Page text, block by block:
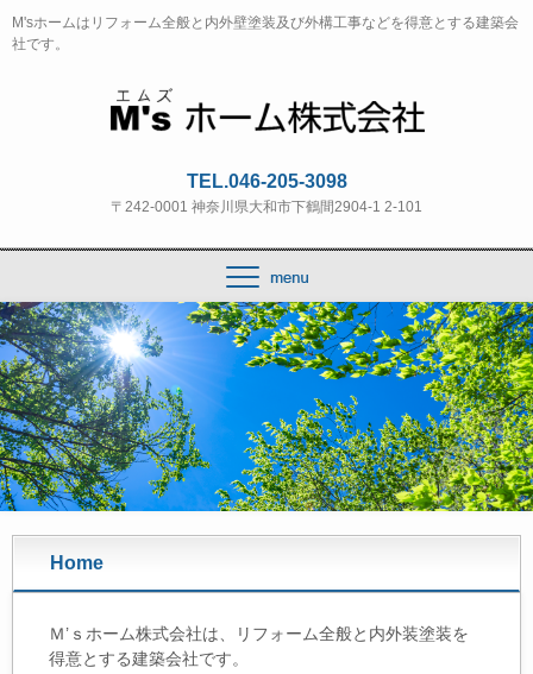
M'sホームはリフォーム全般と内外壁塗装及び外構工事などを得意とする建築会
社です。
TEL.046-205-3098
〒242-0001 神奈川県大和市下鶴間2904-1 2-101
Home
Ｍ’ｓホーム株式会社は、リフォーム全般と内外装塗装を
得意とする建築会社です。